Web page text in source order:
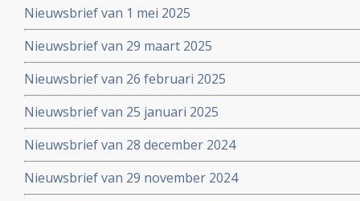
Nieuwsbrief van 1 mei 2025
Nieuwsbrief van 29 maart 2025
Nieuwsbrief van 26 februari 2025
Nieuwsbrief van 25 januari 2025
Nieuwsbrief van 28 december 2024
Nieuwsbrief van 29 november 2024